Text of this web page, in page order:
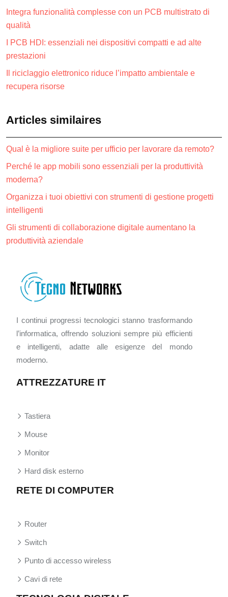
Integra funzionalità complesse con un PCB multistrato di
qualità
I PCB HDI: essenziali nei dispositivi compatti e ad alte
prestazioni
Il riciclaggio elettronico riduce l’impatto ambientale e
recupera risorse
Articles similaires
Qual è la migliore suite per ufficio per lavorare da remoto?
Perché le app mobili sono essenziali per la produttività
moderna?
Organizza i tuoi obiettivi con strumenti di gestione progetti
intelligenti
Gli strumenti di collaborazione digitale aumentano la
produttività aziendale
I continui progressi tecnologici stanno trasformando
l’informatica, offrendo soluzioni sempre più efficienti
e intelligenti, adatte alle esigenze del mondo
moderno.
ATTREZZATURE IT
Tastiera
Mouse
Monitor
Hard disk esterno
RETE DI COMPUTER
Router
Switch
Punto di accesso wireless
Cavi di rete